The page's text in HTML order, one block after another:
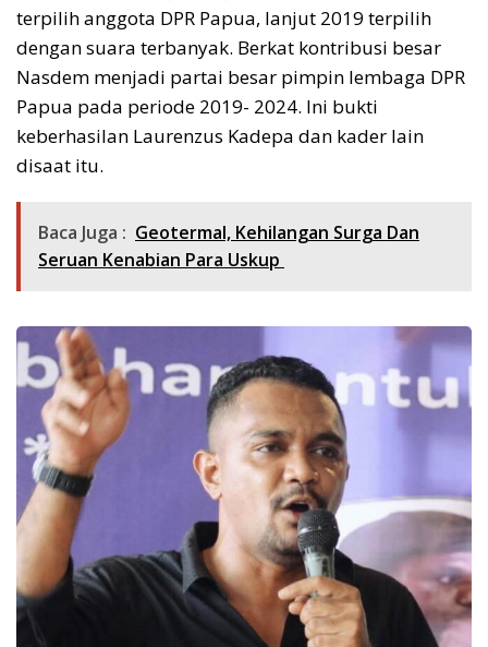
terpilih anggota DPR Papua, lanjut 2019 terpilih
dengan suara terbanyak. Berkat kontribusi besar
Nasdem menjadi partai besar pimpin lembaga DPR
Papua pada periode 2019- 2024. Ini bukti
keberhasilan Laurenzus Kadepa dan kader lain
disaat itu.
Baca Juga : Geotermal, Kehilangan Surga Dan
Seruan Kenabian Para Uskup